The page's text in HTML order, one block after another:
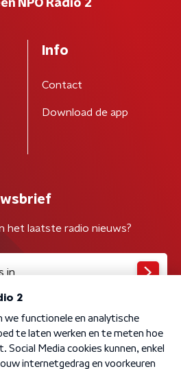
NPO Radio 2
Info
Contact
Download de app
het laatste radio nieuws?